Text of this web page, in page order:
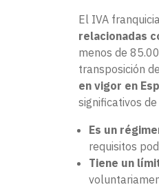
El IVA
relacionadas
menos de
transposición
en vigor en
significativos
Es un
requisitos
Tiene un